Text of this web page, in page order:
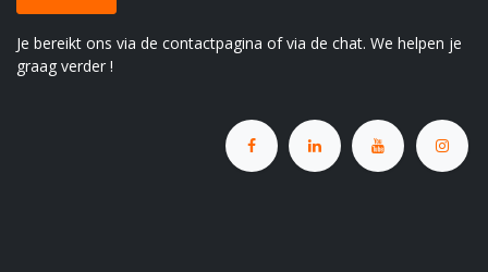
Je bereikt ons via de contactpagina of via de chat. We helpen je
graag verder !